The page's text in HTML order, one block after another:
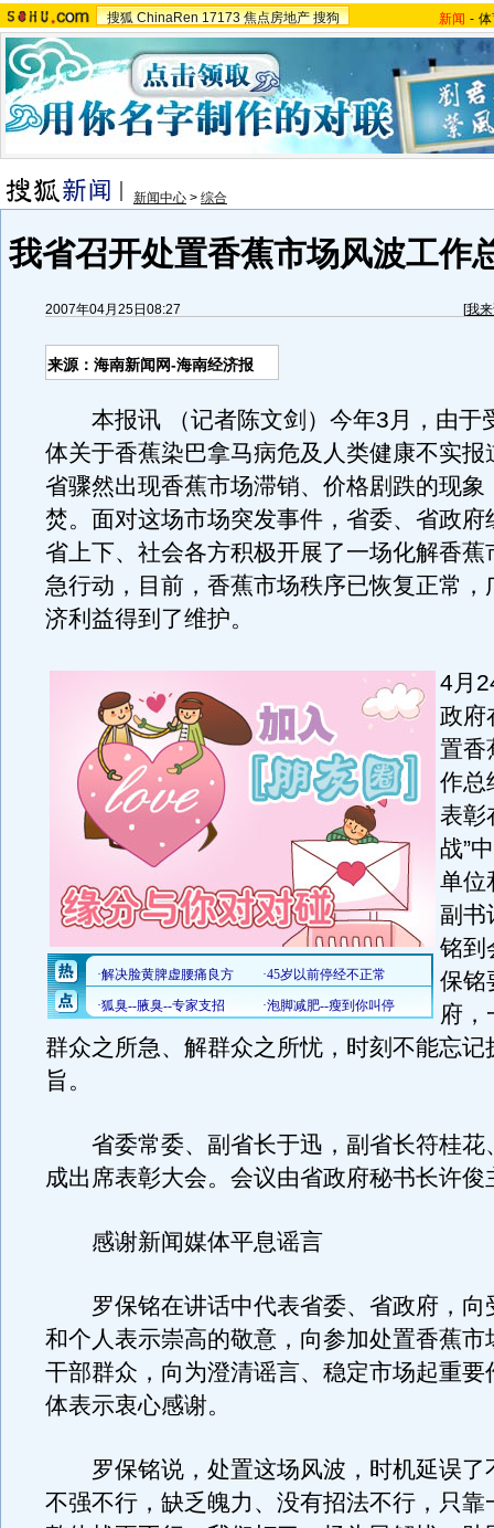
搜狐 ChinaRen 17173 焦点房地产 搜狗 新闻 -
新闻中心 > 综合
我省召开处置香蕉市场风波工作
2007年04月25日08:27 [我
来源：海南新闻网-海南经济报
本报讯 （记者陈文剑）今年3月，由于
体关于香蕉染巴拿马病危及人类健康不实报
省骤然出现香蕉市场滞销、价格剧跌的现象
焚。面对这场市场突发事件，省委、省政府
省上下、社会各方积极开展了一场化解香蕉
急行动，目前，香蕉市场秩序已恢复正常，
济利益得到了维护。
4月
政府
置香
作总
表彰
战”
单位
副书
铭到
保铭
府，
群众之所急、解群众之所忧，时刻不能忘记
旨。
省委常委、副省长于迅，副省长符桂花
成出席表彰大会。会议由省政府秘书长许俊
感谢新闻媒体平息谣言
罗保铭在讲话中代表省委、省政府，向
和个人表示崇高的敬意，向参加处置香蕉市
干部群众，向为澄清谣言、稳定市场起重要
体表示衷心感谢。
罗保铭说，处置这场风波，时机延误了
不强不行，缺乏魄力、没有招法不行，只靠